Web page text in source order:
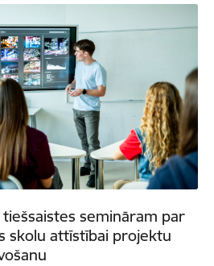
semināram par
skolu attīstībai projektu